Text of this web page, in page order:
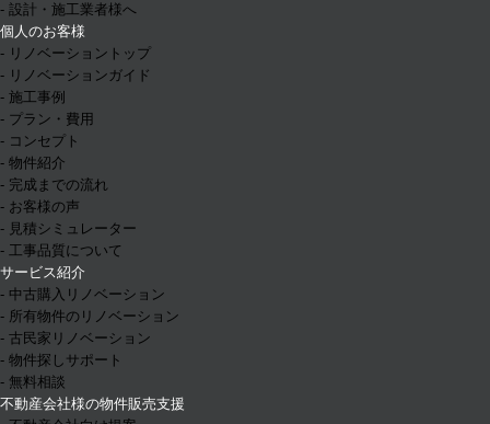
- 設計・施工業者様へ
個人のお客様
- リノベーショントップ
- リノベーションガイド
- 施工事例
- プラン・費用
- コンセプト
- 物件紹介
- 完成までの流れ
- お客様の声
- 見積シミュレーター
- 工事品質について
サービス紹介
- 中古購入リノベーション
- 所有物件のリノベーション
- 古民家リノベーション
- 物件探しサポート
- 無料相談
不動産会社様の物件販売支援